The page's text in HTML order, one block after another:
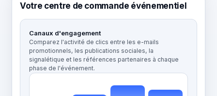
Votre centre de commande événementiel
Canaux d'engagement
Comparez l'activité de clics entre les e-mails
promotionnels, les publications sociales, la
signalétique et les références partenaires à chaque
phase de l'événement.